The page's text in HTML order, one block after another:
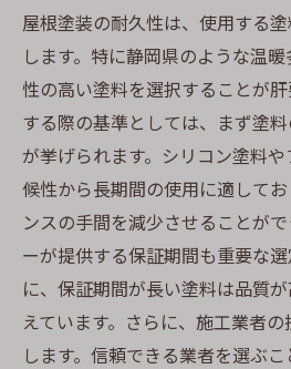
屋根塗装の耐久性は、使用する
します。特に静岡県のような温
性の高い塗料を選択することが
する際の基準としては、まず塗
が挙げられます。シリコン塗料
候性から長期間の使用に適して
ンスの手間を減少させることが
ーが提供する保証期間も重要な
に、保証期間が長い塗料は品質
えています。さらに、施工業者
します。信頼できる業者を選ぶ